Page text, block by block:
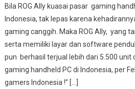
Bila ROG Ally kuasai pasar gaming
Indonesia, tak lepas karena
gaming canggih. Maka ROG Ally, yang
serta memiliki layar dan software
pun berhasil terjual lebih dari 5.500 unit
gaming handheld PC di Indonesia, per
gamers Indonesia !” […]